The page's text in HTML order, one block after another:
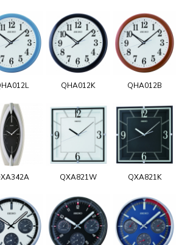
QHA012K QHA012B
QXA821W QXA821K